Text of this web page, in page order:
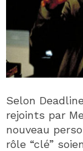
Selon
rejoints par
nouveau
rôle “clé”